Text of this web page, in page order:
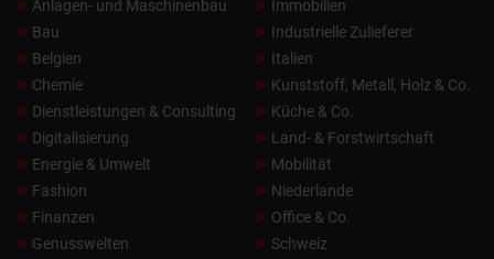
Anlagen- und Maschinenbau
Bau
Belgien
Chemie
Dienstleistungen & Consulting
Digitalisierung
Energie & Umwelt
Fashion
Finanzen
Genusswelten
Immobilien
Industrielle Zulieferer
Italien
Kunststoff, Metall, Holz & Co.
Küche & Co.
Land- & Forstwirtschaft
Mobilität
Niederlande
Office & Co.
Schweiz